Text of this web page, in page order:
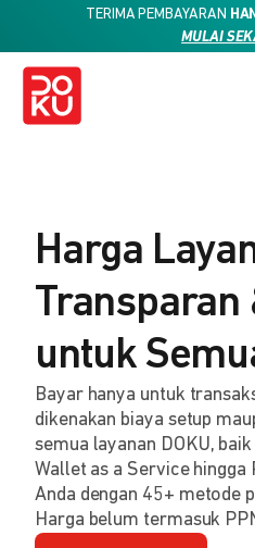
TERIMA PEMBAYARAN
MULAI
Harga
untuk
Bayar hanya untuk
dikenakan biaya setup
semua layanan DOKU,
Wallet as a Service hingga
Anda dengan 45+ metode
Harga belum termasuk